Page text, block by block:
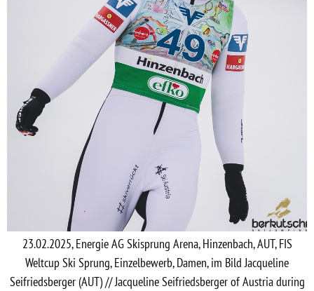
23.02.2025, Energie AG Skisprung Arena, Hinzenbach, AUT, FIS
Weltcup Ski Sprung, Einzelbewerb, Damen, im Bild Jacqueline
Seifriedsberger (AUT) // Jacqueline Seifriedsberger of Austria during